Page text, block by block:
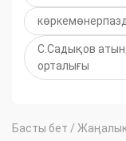
С.Садықов
орталығы
Басты бет /